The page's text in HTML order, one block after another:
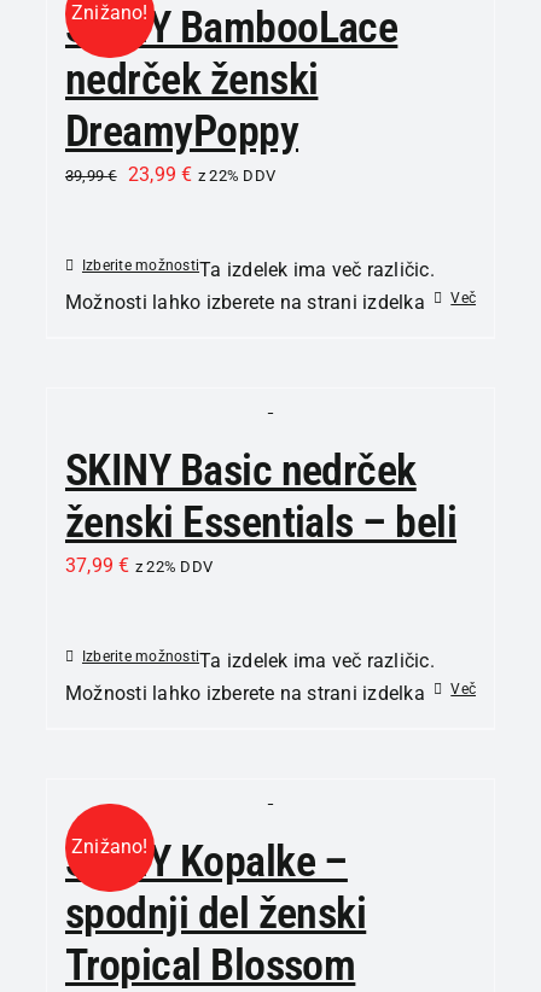
Znižano!
SKINY BambooLace
nedrček ženski
DreamyPoppy
39,99€ 23,99€ z 22% DDV
Izberite možnostiTa izdelek ima več različic.
Možnosti lahko izberete na strani izdelka
Več
SKINY Basic nedrček
ženski Essentials – beli
37,99€ z 22% DDV
Izberite možnostiTa izdelek ima več različic.
Možnosti lahko izberete na strani izdelka
Več
Znižano!
SKINY Kopalke –
spodnji del ženski
Tropical Blossom